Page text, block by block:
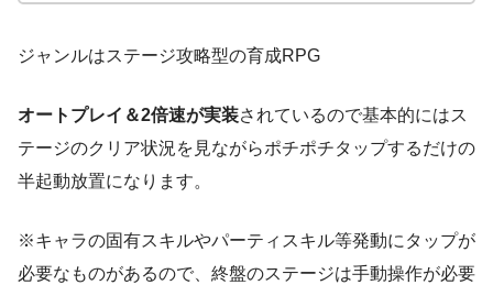
ジャンルはステージ攻略型の育成RPG
オートプレイ＆2倍速が実装されているので基本的にはス
テージのクリア状況を見ながらポチポチタップするだけの
半起動放置になります。
※キャラの固有スキルやパーティスキル等発動にタップが
必要なものがあるので、終盤のステージは手動操作が必要